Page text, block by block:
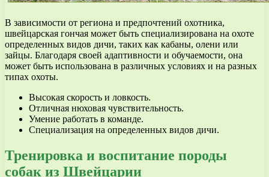
В зависимости от региона и предпочтений охотника,
швейцарская гончая может быть специализирована на охоте
определенных видов дичи, таких как кабаны, олени или
зайцы. Благодаря своей адаптивности и обучаемости, она
может быть использована в различных условиях и на разных
типах охоты.
Высокая скорость и ловкость.
Отличная нюховая чувствительность.
Умение работать в команде.
Специализация на определенных видов дичи.
Тренировка и воспитание породы
собак из Швейцарии